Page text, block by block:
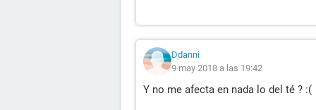
Ddanni
9 may 2018 a las 19:42
Y no me afecta en nada lo del té ? :(